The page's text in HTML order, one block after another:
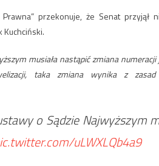
przekonuje, że Senat przyjął
Kuchciński.
musiała nastąpić zmiana
taka zmiana wynika z zasad
o Sądzie Najwyższym
uLWXLQb4a9